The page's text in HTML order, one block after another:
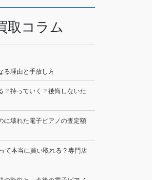
取コラム
る理由と手放し方
？持っていく？後悔しないた
に壊れた電子ピアノの査定額
て本当に買い取れる？専門店